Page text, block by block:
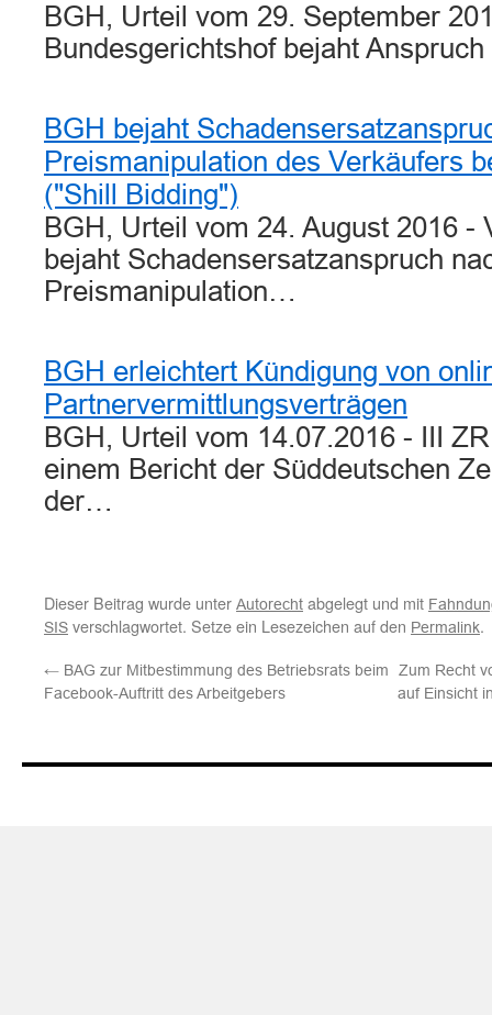
BGH, Urteil vom 29. September
Bundesgerichtshof bejaht
BGH bejaht
Preismanipulation des Verkäufers
("Shill Bidding")
BGH, Urteil vom 24. August 2016 -
bejaht Schadensersatzanspruch
Preismanipulation…
BGH erleichtert Kündigung von
Partnervermittlungsverträgen
BGH, Urteil vom 14.07.2016 - III
einem Bericht der Süddeutschen
der…
Dieser Beitrag wurde unter Autorecht abgelegt und mit
SIS verschlagwortet. Setze ein Lesezeichen auf den Permalink.
← BAG zur Mitbestimmung des Betriebsrats beim
Facebook-Auftritt des Arbeitgebers
Zum Recht
auf Einsicht